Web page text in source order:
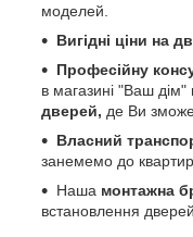
моделей.
Вигідні ціни на
Професійну
в магазині "Ваш дім"
дверей, де Ви
Власний
занемемо до
Наша монтажна
встановлення